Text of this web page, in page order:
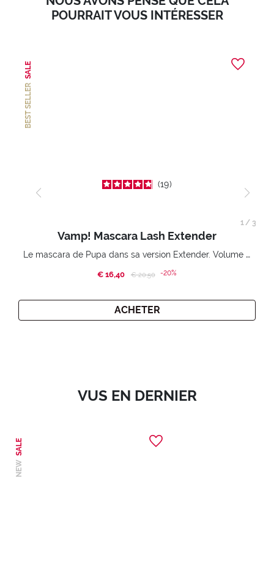
POURRAIT VOUS INTÉRESSER
BEST SELLER
SALE
19
Vamp! Mascara Lash Extender
Le mascara de Pupa dans sa version Extender. Volume extension 3D. Des cils amplifiés et liftés à l’infini.
€ 16,40 Price reduced from
€ 20,50to-20%
ACHETER
1/ 3
VUS EN DERNIER
NEW
SALE